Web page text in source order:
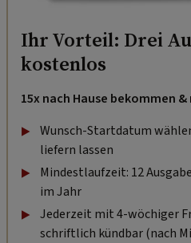
Ihr Vorteil: Drei
kostenlos
15x nach Hause bekommen
Wunsch-Startdatum
liefern lassen
Mindestlaufzeit: 12
im Jahr
Jederzeit mit 4-wöchiger
schriftlich kündbar (nach